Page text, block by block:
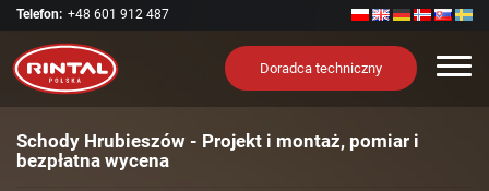
Telefon: +48 601 912 487
Doradca techniczny
Schody Hrubieszów - Projekt i montaż, pomiar i
bezpłatna wycena